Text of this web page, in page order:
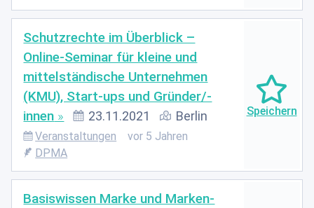
Schutzrechte im Überblick –
Online-Seminar für kleine und
mittelständische Unternehmen
(KMU), Start-ups und Gründer/-
innen
23.11.2021 Berlin
Veranstaltungen
vor 5 Jahren
DPMA
Basiswissen Marke und Marken-